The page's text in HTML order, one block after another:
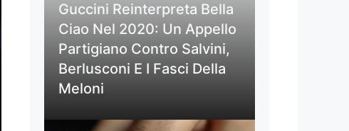
Guccini Reinterpreta Bella
Ciao Nel 2020: Un Appello
Partigiano Contro Salvini,
Berlusconi E I Fasci Della
Meloni